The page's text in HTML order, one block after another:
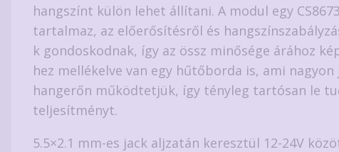
hangszínt külön lehet állítani. A modul egy
tartalmaz, az előerősítésről és
k gondoskodnak, így az össz minősége árához
hez mellékelve van egy hűtőborda is, ami
hangerőn működtetjük, így tényleg tartósan le
teljesítményt.
5.5×2.1 mm-es jack aljzatán keresztül 12-24V